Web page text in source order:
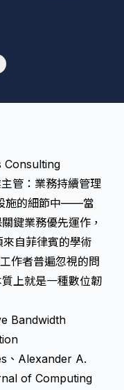
Consulting
管：業務持續管理
施的細節中——當
鍵業務優先運作，
自菲律賓的學術
作者普遍忽視的問
上就是一種數位韌
Bandwidth
、Alexander A.
of Computing